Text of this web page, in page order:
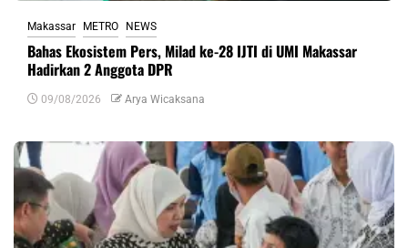
Makassar METRO NEWS
Bahas Ekosistem Pers, Milad ke-28 IJTI di UMI Makassar
Hadirkan 2 Anggota DPR
09/08/2026 Arya Wicaksana